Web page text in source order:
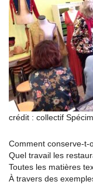
crédit : collectif
Comment conserve-t-
Quel travail les
Toutes les matières
À travers des